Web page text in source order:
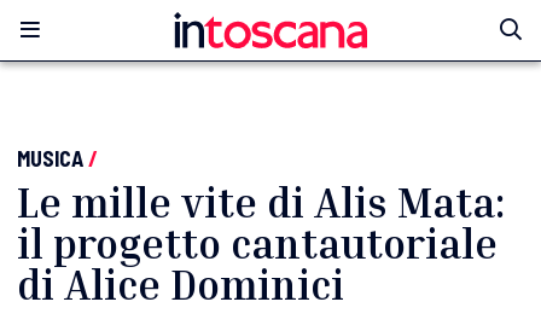
MUSICA/
Le mille vite di Alis Mata:
il progetto cantautoriale
di Alice Dominici